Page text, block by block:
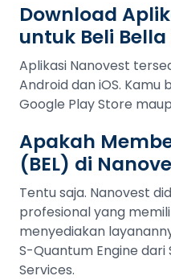
Download
untuk Beli
Aplikasi Nanovest
Android dan iOS.
Google Play Store
Apakah
(BEL) di
Tentu saja. Nanovest
profesional yang
menyediakan
S-Quantum Engine dari
Services.